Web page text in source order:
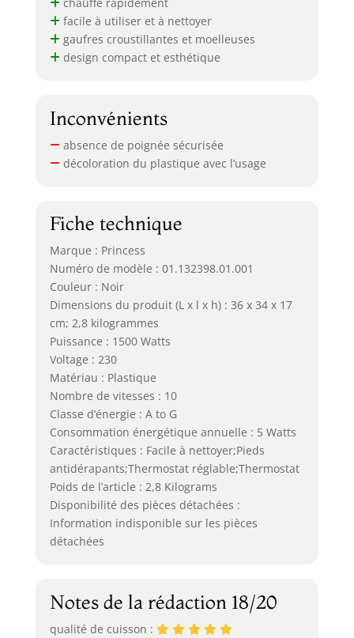
facile à utiliser et à nettoyer
gaufres croustillantes et moelleuses
design compact et esthétique
Inconvénients
absence de poignée sécurisée
décoloration du plastique avec l’usage
Fiche technique
Marque : Princess
Numéro de modèle : 01.132398.01.001
Couleur : Noir
Dimensions du produit (L x l x h) : 36 x 34 x 17
cm; 2,8 kilogrammes
Puissance : 1500 Watts
Voltage : 230
Matériau : Plastique
Nombre de vitesses : 10
Classe d’énergie : A to G
Consommation énergétique annuelle : 5 Watts
Caractéristiques : Facile à nettoyer;Pieds
antidérapants;Thermostat réglable;Thermostat
Poids de l’article : 2,8 Kilograms
Disponibilité des pièces détachées :
Information indisponible sur les pièces
détachées
Notes de la rédaction 18/20
qualité de cuisson :